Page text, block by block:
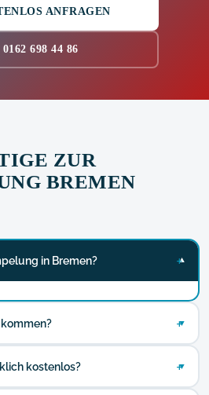
ANFRAGEN
0162 698 44 86
ZUR
BREMEN
in Bremen? ▼
▼
kostenlos? ▼